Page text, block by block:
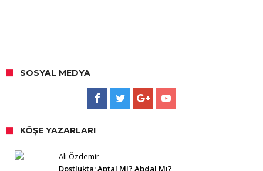
SOSYAL MEDYA
KÖŞE YAZARLARI
Ali Özdemir
Dostlukta; Aptal MI? Abdal Mı?